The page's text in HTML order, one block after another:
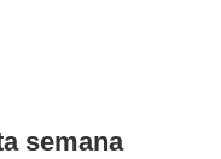
semana